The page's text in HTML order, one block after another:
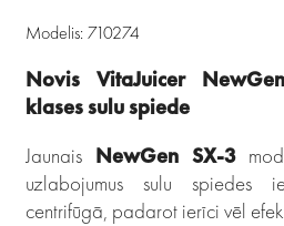
Modelis: 710274
Novis VitaJuicer
klases sulu spiede
Jaunais NewGen SX-3
uzlabojumus sulu spiedes
centrifūgā, padarot ierīci vēl